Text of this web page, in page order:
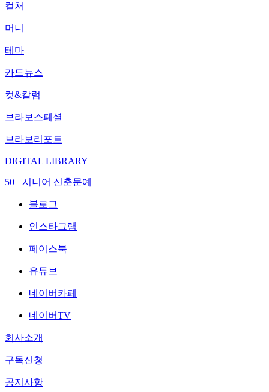
컬처
머니
테마
카드뉴스
컷&칼럼
브라보스페셜
브라보리포트
DIGITAL LIBRARY
50+ 시니어 신춘문예
블로그
인스타그램
페이스북
유튜브
네이버카페
네이버TV
회사소개
구독신청
공지사항